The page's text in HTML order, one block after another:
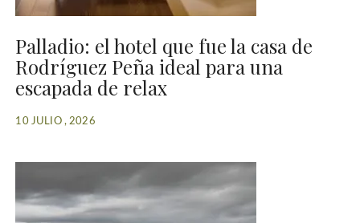
Palladio: el hotel que fue la casa de
Rodríguez Peña ideal para una
escapada de relax
10 JULIO , 2026